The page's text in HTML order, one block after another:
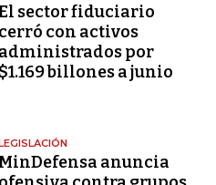
sector fiduciario
cerró con activos
administrados por
$1.169 billones a junio
MinDefensa anuncia